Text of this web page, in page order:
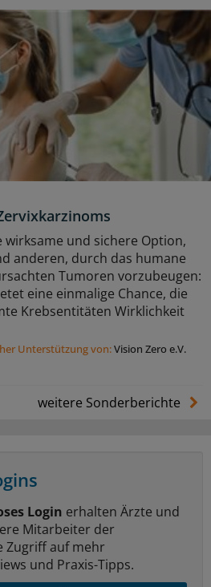
wirksame und sichere Option,
anderen, durch das humane
Tumoren vorzubeugen:
eine einmalige Chance, die
Krebsentitäten Wirklichkeit
Unterstützung von:Vision Zero e.V.
weitere Sonderberichte
Login erhalten Ärzte und
Mitarbeiter der
Zugriff auf mehr
und Praxis-Tipps.